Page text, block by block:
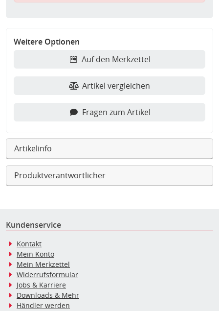
Weitere Optionen
Auf den Merkzettel
Artikel vergleichen
Fragen zum Artikel
Artikelinfo
Produktverantwortlicher
Kundenservice
Kontakt
Mein Konto
Mein Merkzettel
Widerrufsformular
Jobs & Karriere
Downloads & Mehr
Händler werden